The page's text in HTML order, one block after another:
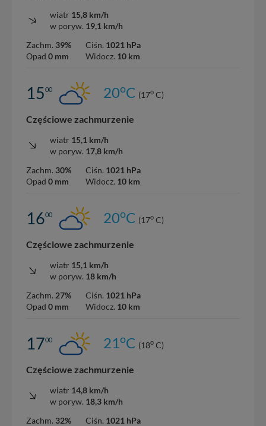
wiatr 15,8 km/h
w poryw. 19,1 km/h
Zachm. 39%
Opad 0 mm
Ciśn. 1021 hPa
Widocz. 10 km
1500 20oC (17o C)
Częściowe zachmurzenie
wiatr 15,1 km/h
w poryw. 17,8 km/h
Zachm. 30%
Opad 0 mm
Ciśn. 1021 hPa
Widocz. 10 km
1600 20oC (17o C)
Częściowe zachmurzenie
wiatr 15,1 km/h
w poryw. 18 km/h
Zachm. 27%
Opad 0 mm
Ciśn. 1021 hPa
Widocz. 10 km
1700 21oC (18o C)
Częściowe zachmurzenie
wiatr 14,8 km/h
w poryw. 18,3 km/h
Zachm. 32%
Ciśn. 1021 hPa